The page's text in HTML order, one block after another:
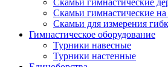
Скамьи гимнастические
Скамьи для измерения
Гимнастическое оборудование
Турники навесные
Турники настенные